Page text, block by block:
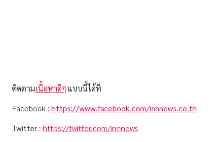
ติดตามเนื้อหาดีๆแบบนี้ได้ที่
Facebook : https://www.facebook.com/innnews.co.th
Twitter : https://twitter.com/innnews